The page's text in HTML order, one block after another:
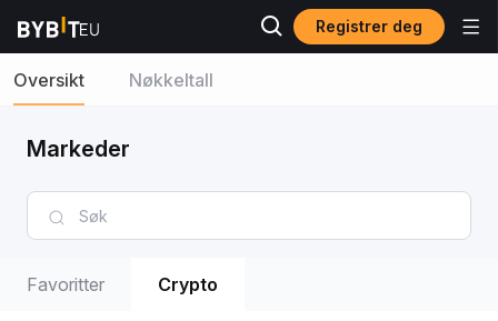
Registrer deg
Oversikt Nøkkeltall
Markeder
Favoritter Crypto